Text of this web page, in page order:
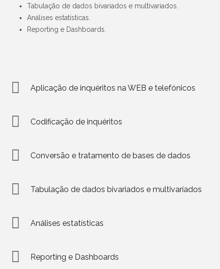
Tabulação de dados bivariados e multivariados.
Análises estatísticas.
Reporting e Dashboards.
Aplicação de inquéritos na WEB e telefónicos
Codificação de inquéritos
Conversão e tratamento de bases de dados
Tabulação de dados bivariados e multivariados
Análises estatísticas
Reporting e Dashboards